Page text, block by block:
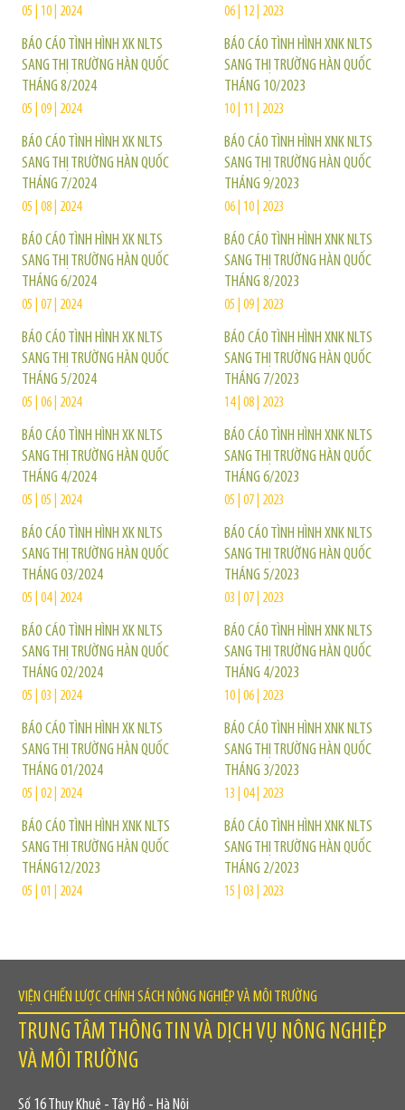
05 | 10 | 2024
BÁO CÁO TÌNH HÌNH XK NLTS
SANG THỊ TRƯỜNG HÀN QUỐC
THÁNG 8/2024
05 | 09 | 2024
BÁO CÁO TÌNH HÌNH XK NLTS
SANG THỊ TRƯỜNG HÀN QUỐC
THÁNG 7/2024
05 | 08 | 2024
BÁO CÁO TÌNH HÌNH XK NLTS
SANG THỊ TRƯỜNG HÀN QUỐC
THÁNG 6/2024
05 | 07 | 2024
BÁO CÁO TÌNH HÌNH XK NLTS
SANG THỊ TRƯỜNG HÀN QUỐC
THÁNG 5/2024
05 | 06 | 2024
BÁO CÁO TÌNH HÌNH XK NLTS
SANG THỊ TRƯỜNG HÀN QUỐC
THÁNG 4/2024
05 | 05 | 2024
BÁO CÁO TÌNH HÌNH XK NLTS
SANG THỊ TRƯỜNG HÀN QUỐC
THÁNG 03/2024
05 | 04 | 2024
BÁO CÁO TÌNH HÌNH XK NLTS
SANG THỊ TRƯỜNG HÀN QUỐC
THÁNG 02/2024
05 | 03 | 2024
BÁO CÁO TÌNH HÌNH XK NLTS
SANG THỊ TRƯỜNG HÀN QUỐC
THÁNG 01/2024
05 | 02 | 2024
BÁO CÁO TÌNH HÌNH XNK NLTS
SANG THỊ TRƯỜNG HÀN QUỐC
THÁNG12/2023
05 | 01 | 2024
06 | 12 | 2023
BÁO CÁO TÌNH HÌNH XNK NLTS
SANG THỊ TRƯỜNG HÀN QUỐC
THÁNG 10/2023
10 | 11 | 2023
BÁO CÁO TÌNH HÌNH XNK NLTS
SANG THỊ TRƯỜNG HÀN QUỐC
THÁNG 9/2023
06 | 10 | 2023
BÁO CÁO TÌNH HÌNH XNK NLTS
SANG THỊ TRƯỜNG HÀN QUỐC
THÁNG 8/2023
05 | 09 | 2023
BÁO CÁO TÌNH HÌNH XNK NLTS
SANG THỊ TRƯỜNG HÀN QUỐC
THÁNG 7/2023
14 | 08 | 2023
BÁO CÁO TÌNH HÌNH XNK NLTS
SANG THỊ TRƯỜNG HÀN QUỐC
THÁNG 6/2023
05 | 07 | 2023
BÁO CÁO TÌNH HÌNH XNK NLTS
SANG THỊ TRƯỜNG HÀN QUỐC
THÁNG 5/2023
03 | 07 | 2023
BÁO CÁO TÌNH HÌNH XNK NLTS
SANG THỊ TRƯỜNG HÀN QUỐC
THÁNG 4/2023
10 | 06 | 2023
BÁO CÁO TÌNH HÌNH XNK NLTS
SANG THỊ TRƯỜNG HÀN QUỐC
THÁNG 3/2023
13 | 04 | 2023
BÁO CÁO TÌNH HÌNH XNK NLTS
SANG THỊ TRƯỜNG HÀN QUỐC
THÁNG 2/2023
15 | 03 | 2023
VIỆN CHIẾN LƯỢC CHÍNH SÁCH NÔNG NGHIỆP VÀ MÔI TRƯỜNG
TRUNG TÂM THÔNG TIN VÀ DỊCH VỤ NÔNG NGHIỆP
VÀ MÔI TRƯỜNG
Số 16 Thụy Khuê - Tây Hồ - Hà Nội